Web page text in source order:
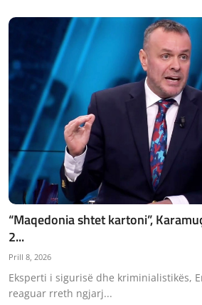
“Maqedonia shtet kartoni”,
2...
Prill 8, 2026
Eksperti i sigurisë dhe kriminialistikës,
reaguar rreth ngjarj...